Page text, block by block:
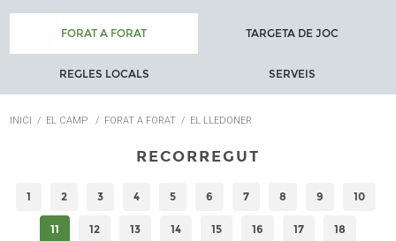
FORAT A FORAT TARGETA DE JOC
REGLES LOCALS SERVEIS
INICI / EL CAMP / FORAT A FORAT / EL LLEDONER
RECORREGUT
1 2 3 4 5 6 7 8 9 10
11 12 13 14 15 16 17 18